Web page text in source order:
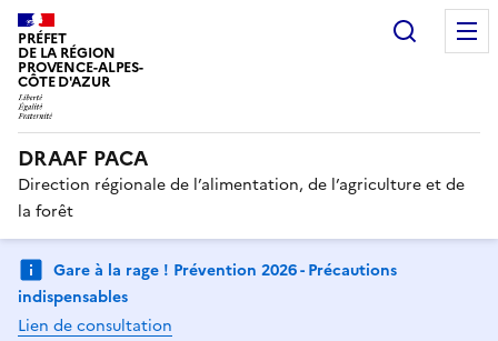
PRÉFET
DE LA RÉGION
PROVENCE-ALPES-
CÔTE D'AZUR
DRAAF PACA
Direction régionale de l’alimentation, de l’agriculture et de
la forêt
Gare à la rage ! Prévention 2026 - Précautions
indispensables
Lien de consultation